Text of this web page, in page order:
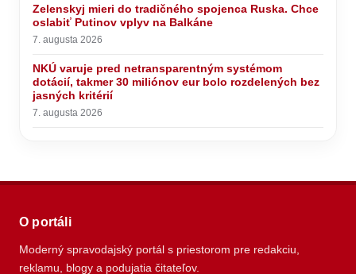
Zelenskyj mieri do tradičného spojenca Ruska. Chce
oslabiť Putinov vplyv na Balkáne
7. augusta 2026
NKÚ varuje pred netransparentným systémom
dotácií, takmer 30 miliónov eur bolo rozdelených bez
jasných kritérií
7. augusta 2026
O portáli
Moderný spravodajský portál s priestorom pre redakciu,
reklamu, blogy a podujatia čitateľov.